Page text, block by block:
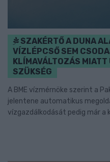
SZAKÉRTŐ A DUNA
VÍZLÉPCSŐ SEM
KLÍMAVÁLTOZÁS
SZÜKSÉG
A BME vízmérnöke szerint a
jelentene automatikus
vízgazdálkodását pedig már a